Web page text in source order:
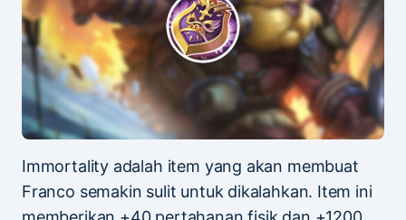
Immortality adalah item yang akan membuat
Franco semakin sulit untuk dikalahkan. Item ini